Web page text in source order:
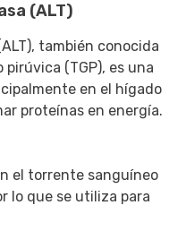
(ALT)
también conocida
(TGP), es una
en el hígado
proteínas en energía.
el torrente sanguíneo
lo que se utiliza para